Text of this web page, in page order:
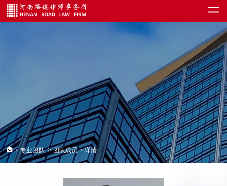
> 专业团队>团队成员 > 详情